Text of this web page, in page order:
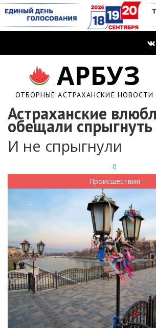
АРБУЗ
ОТБОРНЫЕ АСТРАХАНСКИЕ НОВОСТИ
Астраханские
обещали спрыгнуть
И не спрыгнули
0
Происшествия